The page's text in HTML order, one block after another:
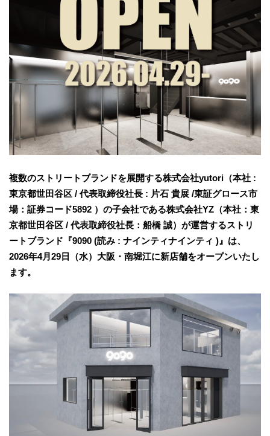
複数のストリートブランドを展開する株式会社yutori（本社 :
東京都世田谷区 / 代表取締役社長 : 片石 貴展 /東証グロース市
場：証券コード5892 ）の子会社である株式会社YZ（本社：東
京都世田谷区 / 代表取締役社長：船橋 誠）が運営するストリ
ートブランド『9090 (読み : ナインティナインティ )』は、
2026年4月29日（水）大阪・南堀江に新店舗をオープンいたし
ます。